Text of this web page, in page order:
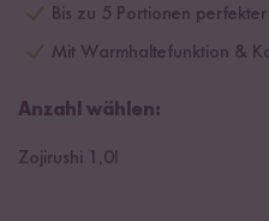
Bis zu 5 Portionen
Mit Warmhaltefunktion &
Anzahl wählen:
Zojirushi 1,0l